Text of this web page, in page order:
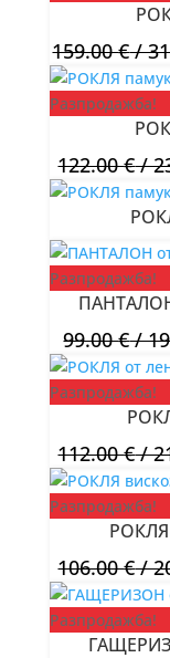
159.00€/
Разпродажба!
122.00€/
Разпродажба!
99.00€/
Разпродажба!
112.00€/
Разпродажба!
РОКЛЯ
106.00€/
Разпродажба!